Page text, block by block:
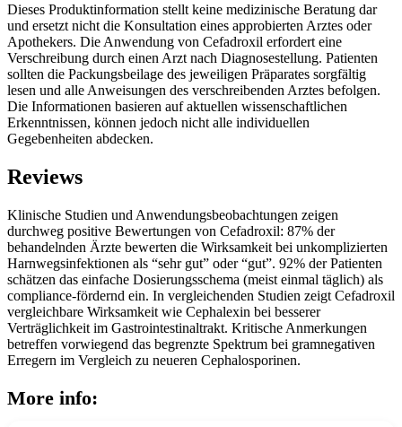
Dieses Produktinformation stellt keine medizinische Beratung dar
und ersetzt nicht die Konsultation eines approbierten Arztes oder
Apothekers. Die Anwendung von Cefadroxil erfordert eine
Verschreibung durch einen Arzt nach Diagnosestellung. Patienten
sollten die Packungsbeilage des jeweiligen Präparates sorgfältig
lesen und alle Anweisungen des verschreibenden Arztes befolgen.
Die Informationen basieren auf aktuellen wissenschaftlichen
Erkenntnissen, können jedoch nicht alle individuellen
Gegebenheiten abdecken.
Reviews
Klinische Studien und Anwendungsbeobachtungen zeigen
durchweg positive Bewertungen von Cefadroxil: 87% der
behandelnden Ärzte bewerten die Wirksamkeit bei unkomplizierten
Harnwegsinfektionen als “sehr gut” oder “gut”. 92% der Patienten
schätzen das einfache Dosierungsschema (meist einmal täglich) als
compliance-fördernd ein. In vergleichenden Studien zeigt Cefadroxil
vergleichbare Wirksamkeit wie Cephalexin bei besserer
Verträglichkeit im Gastrointestinaltrakt. Kritische Anmerkungen
betreffen vorwiegend das begrenzte Spektrum bei gramnegativen
Erregern im Vergleich zu neueren Cephalosporinen.
More info: